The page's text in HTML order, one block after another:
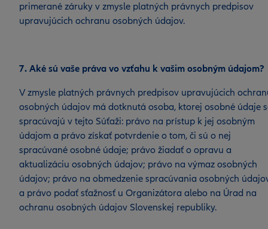
primerané záruky v zmysle platných právnych predpisov
upravujúcich ochranu osobných údajov.
7. Aké sú vaše práva vo vzťahu k vašim osobným údajom?
V zmysle platných právnych predpisov upravujúcich
osobných údajov má dotknutá osoba, ktorej osobné údaje
spracúvajú v tejto Súťaži: právo na prístup k jej osobným
údajom a právo získať potvrdenie o tom, či sú o nej
spracúvané osobné údaje; právo žiadať o opravu a
aktualizáciu osobných údajov; právo na výmaz osobných
údajov; právo na obmedzenie spracúvania osobných
a právo podať sťažnosť u Organizátora alebo na Úrad na
ochranu osobných údajov Slovenskej republiky.